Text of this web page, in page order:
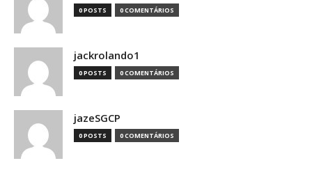
0 POSTS 0 COMENTÁRIOS
jackrolando1
0 POSTS 0 COMENTÁRIOS
jazeSGCP
0 POSTS 0 COMENTÁRIOS